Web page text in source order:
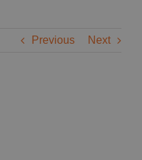
Previous Next